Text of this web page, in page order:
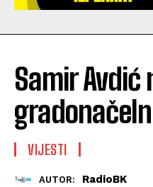
Samir Avdić
VIJESTI
AUTOR: RadioBK